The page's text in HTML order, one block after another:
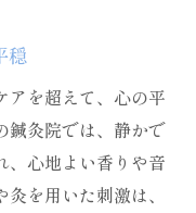
穏
アを超えて、心の平
鍼灸院では、静かで
、心地よい香りや音
を用いた刺激は、